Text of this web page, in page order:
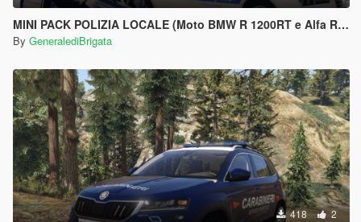
MINI PACK POLIZIA LOCALE (Moto BMW R 1200RT e Alfa Romeo 159)
By GeneralediBrigata
418 2